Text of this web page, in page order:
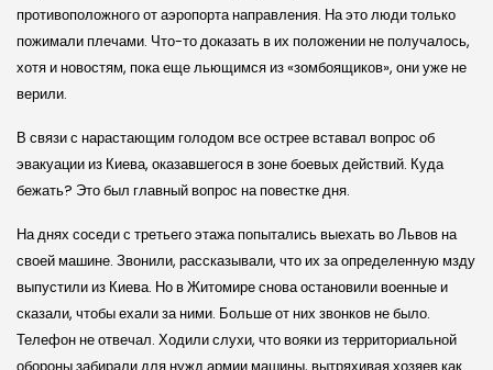
противоположного от аэропорта направления. На это люди только
пожимали плечами. Что-то доказать в их положении не получалось,
хотя и новостям, пока еще льющимся из «зомбоящиков», они уже не
верили.
В связи с нарастающим голодом все острее вставал вопрос об
эвакуации из Киева, оказавшегося в зоне боевых действий. Куда
бежать? Это был главный вопрос на повестке дня.
На днях соседи с третьего этажа попытались выехать во Львов на
своей машине. Звонили, рассказывали, что их за определенную мзду
выпустили из Киева. Но в Житомире снова остановили военные и
сказали, чтобы ехали за ними. Больше от них звонков не было.
Телефон не отвечал. Ходили слухи, что вояки из территориальной